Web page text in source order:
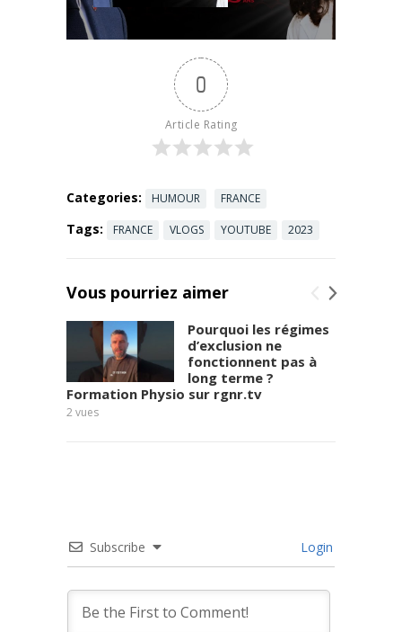
Alwest qui
l'actualité
Nexus Refait
l’Actu #53 :
Read more
0
Article Rating
Categories: HUMOUR FRANCE
Tags: FRANCE VLOGS YOUTUBE 2023
Vous pourriez aimer
Pourquoi les régimes
d’exclusion ne
fonctionnent pas à
long terme ?
Formation Physio sur rgnr.tv
2vues
Subscribe Login